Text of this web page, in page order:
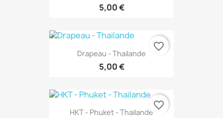
5,00 €
Drapeau - Thailande
5,00 €
favorite_border
HKT - Phuket - Thailande
favorite_border